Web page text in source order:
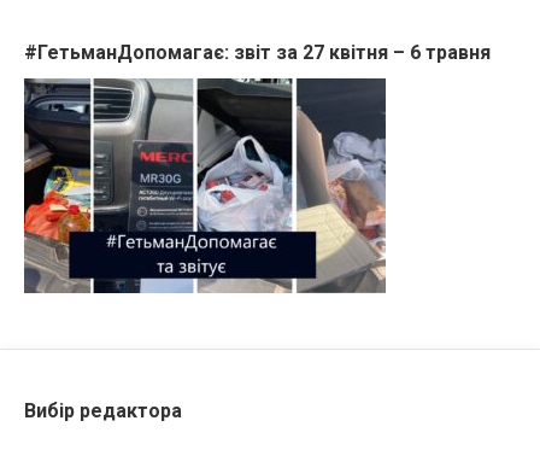
#ГетьманДопомагає: звіт за 27 квітня – 6 травня
Вибір редактора